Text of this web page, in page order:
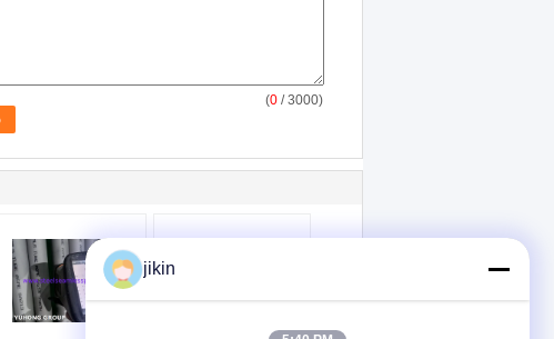
(0 / 3000)
jikin